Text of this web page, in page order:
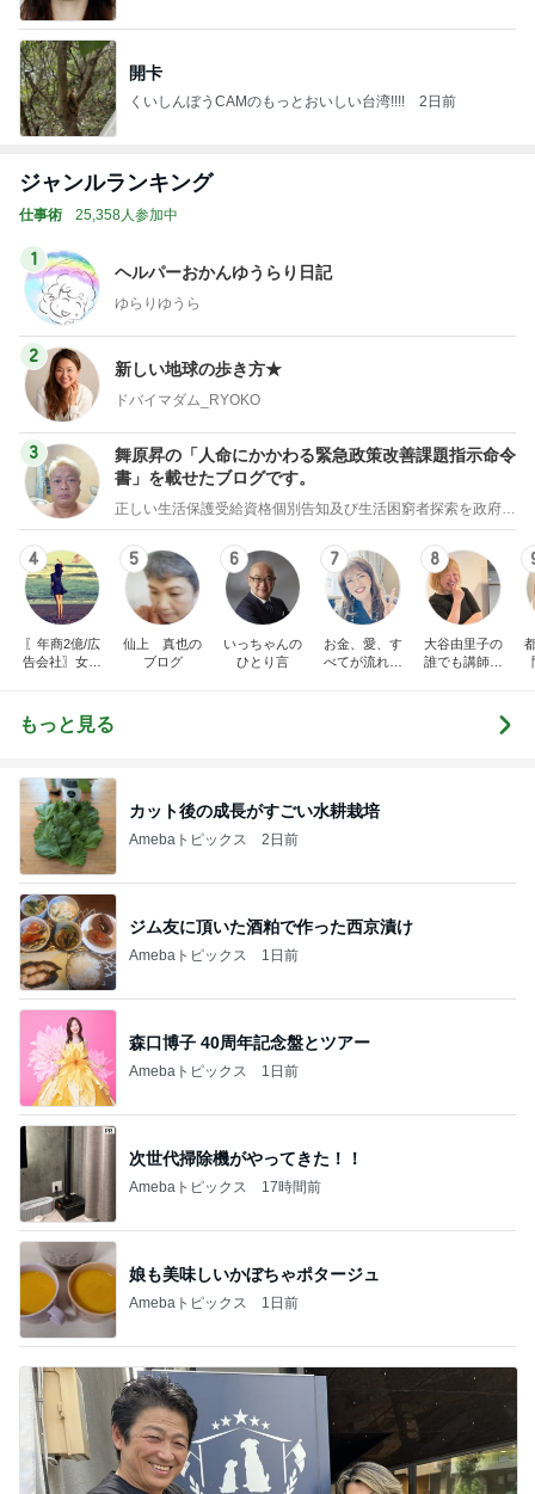
開卡
くいしんぼうCAMのもっとおいしい台湾!!!! 2日前
ジャンルランキング
仕事術 25,358人参加中
1
ヘルパーおかんゆうらり日記
ゆらりゆうら
2
新しい地球の歩き方★
ドバイマダム_RYOKO
3
舞原昇の「人命にかかわる緊急政策改善課題指示命令
書」を載せたブログです。
正しい生活保護受給資格個別告知及び生活困窮者探索を政府に義務付ける法案制定の為の署名のお願い
4
〖年商2億/広
告会社〗女社
5
仙上 真也の
ブログ
6
いっちゃんの
ひとり言
7
お金、愛、す
べてが流れ込
8
大谷由里子の
誰でも講師ブ
って・動く人
もっと見る
カット後の成長がすごい水耕栽培
Amebaトピックス 2日前
ジム友に頂いた酒粕で作った西京漬け
Amebaトピックス 1日前
森口博子 40周年記念盤とツアー
Amebaトピックス 1日前
次世代掃除機がやってきた！！
Amebaトピックス 17時間前
娘も美味しいかぼちゃポタージュ
Amebaトピックス 1日前